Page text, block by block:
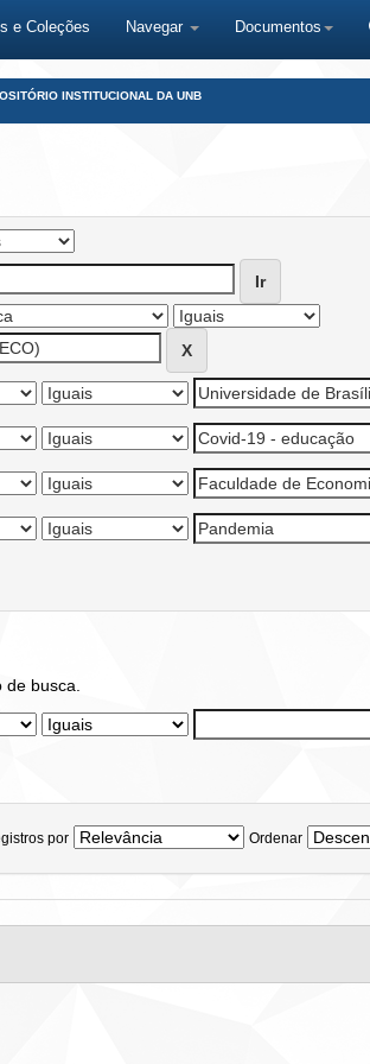
e Coleções Navegar Documentos
INSTITUCIONAL DA UNB
busca.
por Ordenar